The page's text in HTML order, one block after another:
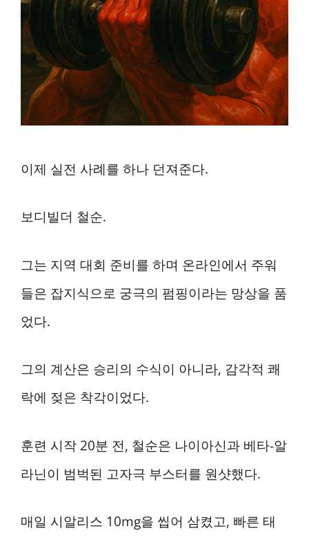
이제 실전 사례를 하나 던져준다.
보디빌더 철순.
그는 지역 대회 준비를 하며 온라인에서 주워
들은 잡지식으로 궁극의 펌핑이라는 망상을 품
었다.
그의 계산은 승리의 수식이 아니라, 감각적 쾌
락에 젖은 착각이었다.
훈련 시작 20분 전, 철순은 나이아신과 베타-알
라닌이 범벅된 고자극 부스터를 원샷했다.
매일 시알리스 10mg을 씹어 삼켰고, 빠른 태